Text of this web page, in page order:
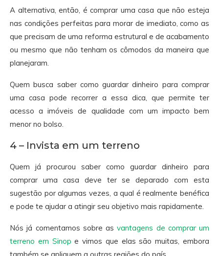
A alternativa, então, é comprar uma casa que não esteja
nas condições perfeitas para morar de imediato, como as
que precisam de uma reforma estrutural e de acabamento
ou mesmo que não tenham os cômodos da maneira que
planejaram.
Quem busca saber como guardar dinheiro para comprar
uma casa pode recorrer a essa dica, que permite ter
acesso a imóveis de qualidade com um impacto bem
menor no bolso.
4 – Invista em um terreno
Quem já procurou saber como guardar dinheiro para
comprar uma casa deve ter se deparado com esta
sugestão por algumas vezes, a qual é realmente benéfica
e pode te ajudar a atingir seu objetivo mais rapidamente.
Nós já comentamos sobre asvantagens de comprar um
terreno em Sinop e vimos que elas são muitas, embora